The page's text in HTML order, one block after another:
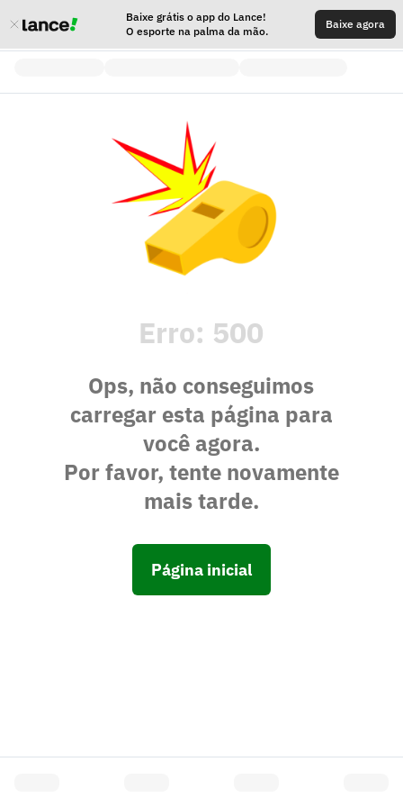
Baixe grátis o app do Lance!
O esporte na palma da mão.
Baixe agora
Erro: 500
Ops, não conseguimos
carregar esta página para
você agora.
Por favor, tente novamente
mais tarde.
Página inicial